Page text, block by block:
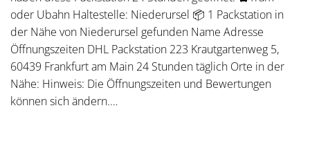
oder Ubahn Haltestelle: Niederursel 📦 1 Packstation in
der Nähe von Niederursel gefunden Name Adresse
Öffnungszeiten DHL Packstation 223 Krautgartenweg 5,
60439 Frankfurt am Main 24 Stunden täglich Orte in der
Nähe: Hinweis: Die Öffnungszeiten und Bewertungen
können sich ändern.…